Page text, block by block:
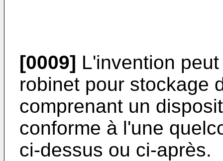
[0009] L'invention
robinet pour stockage
comprenant un
conforme à l'une
ci-dessus ou ci-après.